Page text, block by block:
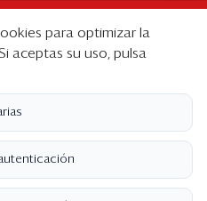
para optimizar la
aceptas su uso, pulsa